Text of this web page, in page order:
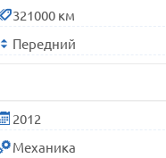
321000 км
Передний
2012
Механика